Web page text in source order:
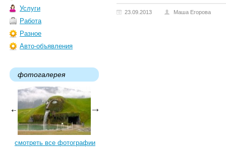
Услуги
Работа
Разное
Авто-объявления
фотогалерея
смотреть все фотографии
23.09.2013 Маша Егорова